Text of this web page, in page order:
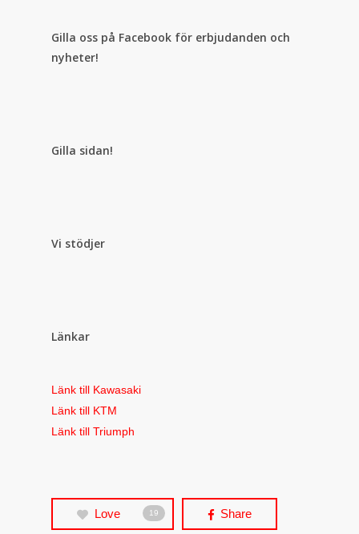
Gilla oss på Facebook för erbjudanden och
nyheter!
Gilla sidan!
Vi stödjer
Länkar
Länk till Kawasaki
Länk till KTM
Länk till Triumph
Love 19 Share